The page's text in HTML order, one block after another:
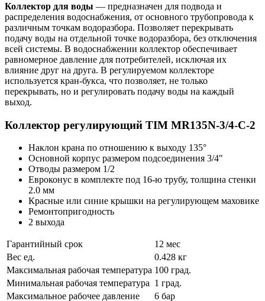
Коллектор для воды ― предназначен для подвода и
распределения водоснабжения, от основного трубопровода к
различным точкам водоразбора. Позволяет перекрывать
подачу воды на отдельной точке водоразбора, без отключения
всей системы. В водоснабжении коллектор обеспечивает
равномерное давление для потребителей, исключая их
влияние друг на друга. В регулируемом коллекторе
используется кран-букса, что позволяет, не только
перекрывать, но и регулировать подачу воды на каждый
выход.
Коллектор регулирующий TIM MR135N-3/4-C-2
Наклон крана по отношению к выходу 135°
Основной корпус размером подсоединения 3/4"
Отводы размером 1/2
Евроконус в комплекте под 16-ю трубу, толщина стенки
2.0 мм
Красные или синие крышки на регулирующем маховике
Ремонтопригодность
2 выхода
Гарантийный срок
12 мес
Вес ед.
0.428 кг
Максимальная рабочая температура 100 град.
Минимальная рабочая температура 1 град.
Максимальное рабочее давление
6 бар